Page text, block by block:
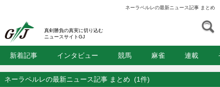
ネーラペルレの最新ニュース記事 まとめ
真剣勝負の真実に切り込む
ニュースサイトGJ
新着記事 インタビュー 競馬 麻雀 連載
ネーラペルレの最新ニュース記事 まとめ (1件)